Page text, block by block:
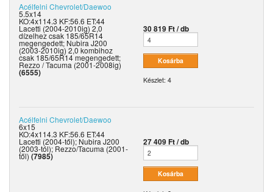
Acélfelni Chevrolet/Daewoo
5.5x14
KO:4x114.3 KF:56.6 ET:44
Lacetti (2004-2010ig) 2,0
dízelhez csak 185/65R14
megengedett; Nubira J200
(2003-2010ig) 2,0 kombihoz
csak 185/65R14 megengedett;
Rezzo / Tacuma (2001-2008ig)
(6555)
30 819 Ft / db
Készlet: 4
Acélfelni Chevrolet/Daewoo
6x15
KO:4x114.3 KF:56.6 ET:44
Lacetti (2004-től); Nubira J200
(2003-tól); Rezzo/Tacuma (2001-
től) (7985)
27 409 Ft / db